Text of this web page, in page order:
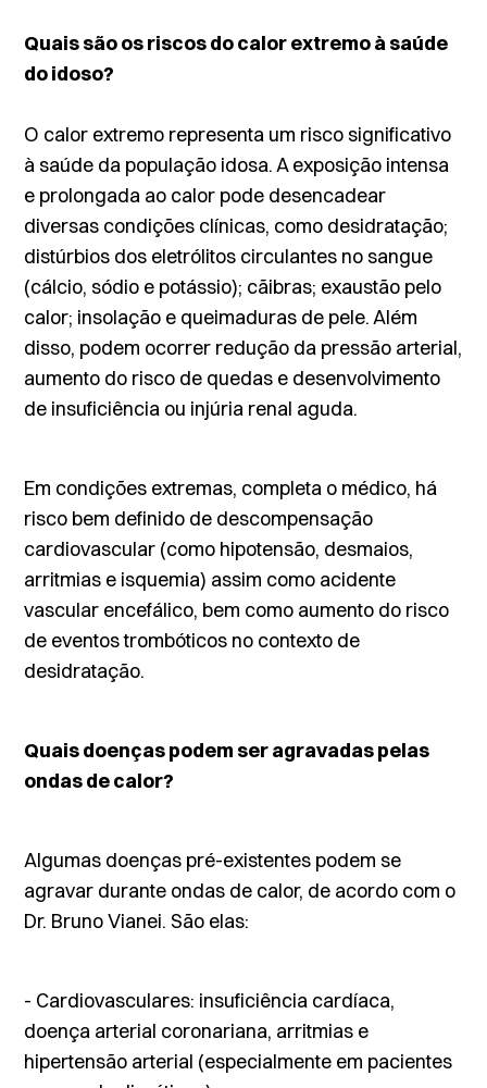
Quais são os riscos do calor extremo à saúde
do idoso?
O calor extremo representa um risco significativo
à saúde da população idosa. A exposição intensa
e prolongada ao calor pode desencadear
diversas condições clínicas, como desidratação;
distúrbios dos eletrólitos circulantes no sangue
(cálcio, sódio e potássio); cãibras; exaustão pelo
calor; insolação e queimaduras de pele. Além
disso, podem ocorrer redução da pressão arterial,
aumento do risco de quedas e desenvolvimento
de insuficiência ou injúria renal aguda.
Em condições extremas, completa o médico, há
risco bem definido de descompensação
cardiovascular (como hipotensão, desmaios,
arritmias e isquemia) assim como acidente
vascular encefálico, bem como aumento do risco
de eventos trombóticos no contexto de
desidratação.
Quais doenças podem ser agravadas pelas
ondas de calor?
Algumas doenças pré-existentes podem se
agravar durante ondas de calor, de acordo com o
Dr. Bruno Vianei. São elas:
- Cardiovasculares: insuficiência cardíaca,
doença arterial coronariana, arritmias e
hipertensão arterial (especialmente em pacientes